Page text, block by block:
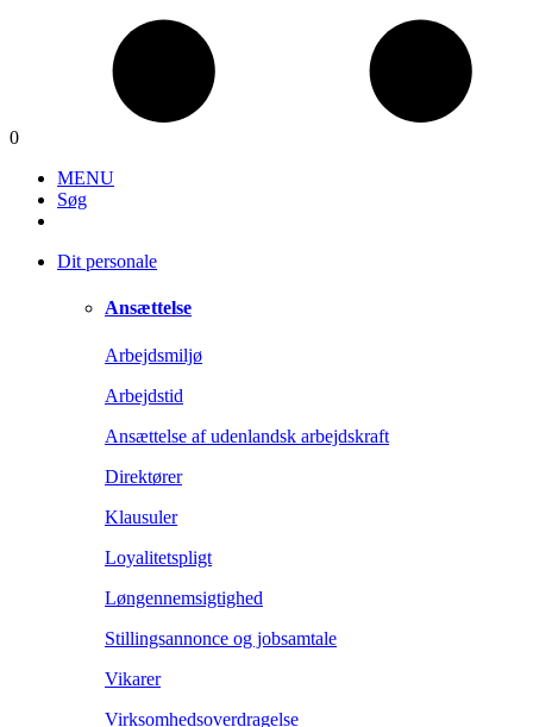
0
MENU
Søg
Dit personale
Ansættelse
Arbejdsmiljø
Arbejdstid
Ansættelse af udenlandsk arbejdskraft
Direktører
Klausuler
Loyalitetspligt
Løngennemsigtighed
Stillingsannonce og jobsamtale
Vikarer
Virksomhedsoverdragelse